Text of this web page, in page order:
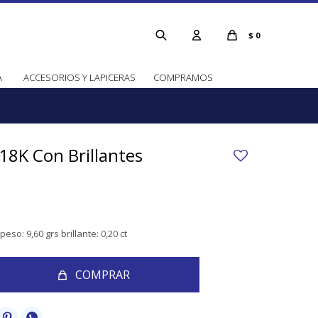
ACCESORIOS Y LAPICERAS COMPRAMOS
$ 0
Con Brillantes
9,60 grs brillante: 0,20 ct
COMPRAR